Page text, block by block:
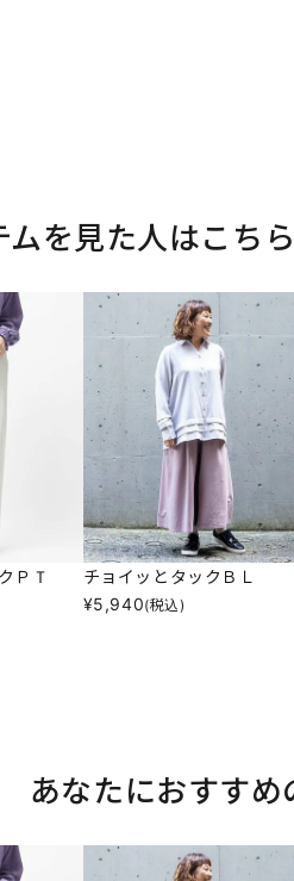
ムを見た人はこち
ＰＴ
チョイッとタックＢＬ
¥5,940(税込)
あなたにおすすめ